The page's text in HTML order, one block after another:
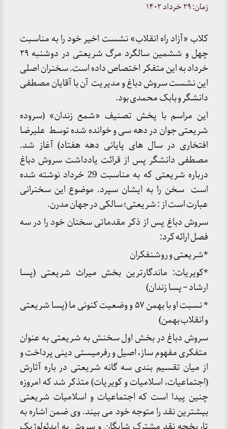
زمان: ۲۹ خرداد ۱۴۰۲
کلاب «آزاد راه انقلاب» نشست اخیر خود را به مناسبت
چهل و ششمین سالگرد مرگ شریعتی در دوشنبه ۲۹
خرداد به این متفکر اختصاص داده است. سخنران اصلی
این نشست سروش دباغ و مدیریت آن با آقایان مصطفی
دانشگر و بابک محمدی بود.
این مراسم با پخش تصنیف «شمع زندان» (سروده
شریعتی جوان در دهه سی و خوانده شده توسط علیرضا
افتخاری در سال های پایانی دهه هفتاد) آغاز شد.
مصطفی دانشگر پس از قرائت یادداشت سروش دباغ
درباره شریعتی که به مناسبت 29 خرداد نوشته شده
است سخن را به ایشان سپرد. موضوع این سخنرانی
عبارت است از : شریعتی؛ سالکی در جهان مدرن.
سروش دباغ پس از ذکر مقدماتی سخنان خود را در سه
فصل ارائه کرد:
*شریعتی و روشنفکران
*کویریات: ماندگارترین بخش میراث شریعتی (پسا
ارشاد – پسا زندان)
* نسبت او با بهمن ۵۷ و وضعیت کنونی ما (پسا شریعتی
و انقلاب بهمن)
سروش دباغ در بخش اول سخنش به شریعتی به عنوان
متفکری مفهوم ساز، اصیل و رفرمیستی دینی پرداخت و
از میان تقسیم بندی سه گانه شریعتی در باره آثارش
(اجتماعیات، اسلامیات و کویریات) متذکر شد که امروزه
چنین پیدا است که اجتماعیات و اسلامیات شریعتی
بیشترین نقد را متوجه خود می بیند. وی ضمن اشاره به